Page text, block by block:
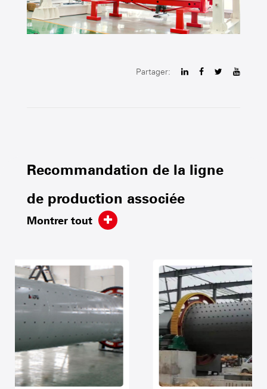
Partager:
Recommandation de la ligne
de production associée
Montrer tout